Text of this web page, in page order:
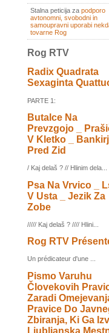
Stalna peticija za podporo
avtonomni, svobodni in
samoupravni uporabi
tovarne Rog
Rog RTV
Radix Quadrata
Sexaginta
PARTE 1:
Butalce Na
Prevzgojo _
V Kletko _
Pred Zid
/ Kaj delaš ? // Hlinim dela...
Psa Na Vrvico _
V Usta _ Jezik Za
Zobe
///// Kaj delaš ? //// Hlini...
Rog RTV
Un prédicateur d'une ...
Pismo Varuhu
Človekovih
Zaradi
Pravice Do
Zbiranja, Ki Ga
Ljubljanska